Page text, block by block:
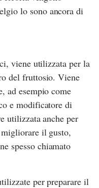
lo sono ancora di
viene utilizzata per la
del fruttosio. Viene
ad esempio come
e modificatore di
utilizzata anche per
il gusto,
spesso chiamato
per preparare il